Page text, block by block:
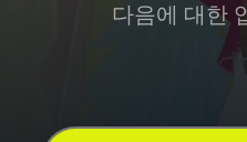
다음에 대한